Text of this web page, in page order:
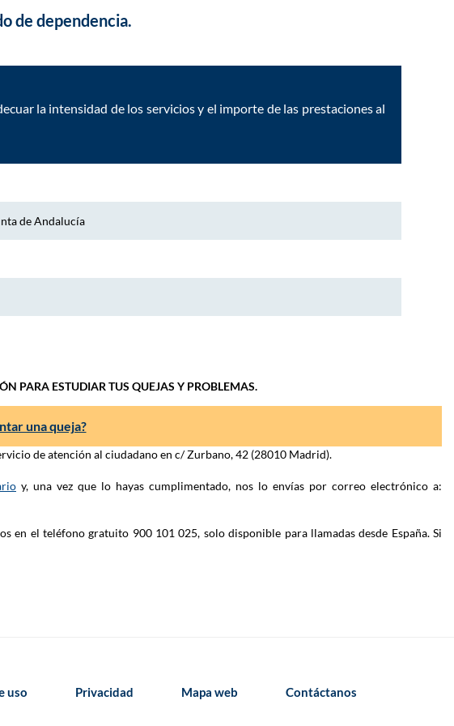
de dependencia.
la intensidad de los servicios y el importe de las prestaciones al
de Andalucía
PARA ESTUDIAR TUS QUEJAS Y PROBLEMAS.
una queja?
de atención al ciudadano en c/ Zurbano, 42 (28010 Madrid).
y, una vez que lo hayas cumplimentado, nos lo envías por correo electrónico a:
el teléfono gratuito 900 101 025, solo disponible para llamadas desde España. Si
uso Privacidad Mapa web Contáctanos